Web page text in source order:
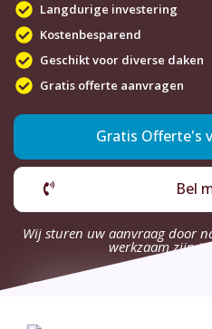
Langdurige investering
Kostenbesparend
Geschikt voor diverse daken
Gratis offerte aanvragen
Gratis Offerte's
Bel
Wij sturen uw aanvraag door
werkzaam zijn in